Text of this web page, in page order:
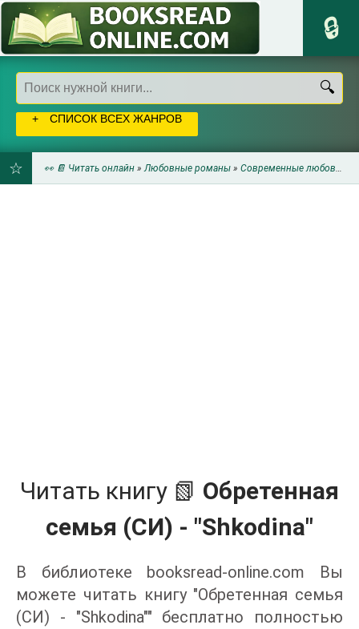
СПИСОК ВСЕХ ЖАНРОВ
👀 📔 Читать онлайн »Любовные романы » Современные любовные романы
Читать книгу 📗 Обретенная
семья (СИ) - "Shkodina"
В библиотеке booksread-online.com Вы
можете читать книгу "Обретенная семья
(СИ) - "Shkodina"" бесплатно полностью